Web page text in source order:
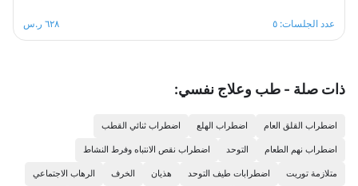
وصولك للهدف ممكن ودون اي اضرار صحية مع ثبات على اسلوب
حياة صحي ومتوازن ، هذا البرنامج الغذائي مكون من خمس جلسات
عدد الجلسات: ٥ ٦٢٨ ر.س
ذات صلة - طب وعلاج نفسي:
اضطراب القلق العام اضطراب الهلع اضطراب ثنائي القطب
اضطراب نهم الطعام التوحد اضطراب نقص الانتباه وفرط النشاط
متلازمة توريت اضطرابات طيف التوحد هذيان الخرف الرهاب الاجتماعي